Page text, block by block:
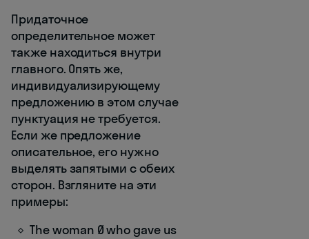
Придаточное
определительное может
также находиться внутри
главного. Опять же,
индивидуализирующему
предложению в этом случае
пунктуация не требуется.
Если же предложение
описательное, его нужно
выделять запятыми с обеих
сторон. Взгляните на эти
примеры:
The woman Ø who gave us